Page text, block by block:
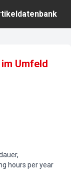
Umfeld
hours per year